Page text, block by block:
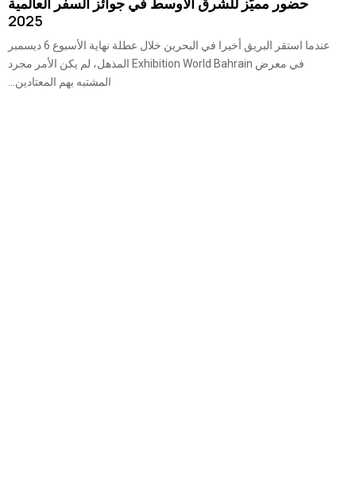
2025
عندما استقر البريق أخيرا في البحرين خلال عطلة نهاية الأسبوع 6 ديسمبر
في معرض Exhibition World Bahrain المذهل، لم يكن الأمر مجرد
المشتبه بهم المعتادين...